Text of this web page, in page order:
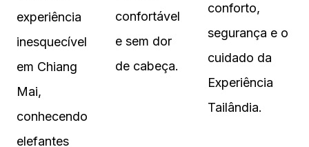
experiência
inesquecível
em Chiang
Mai,
conhecendo
elefantes
confortável
e sem dor
de cabeça.
conforto,
segurança e o
cuidado da
Experiência
Tailândia.